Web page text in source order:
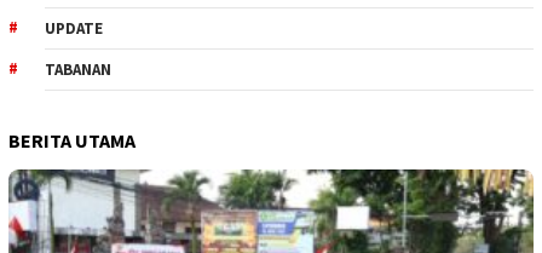
UPDATE
TABANAN
BERITA UTAMA